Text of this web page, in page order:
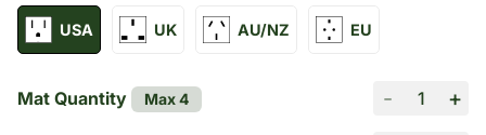
USA UK AU/NZ EU
Mat Quantity Max 4 - +